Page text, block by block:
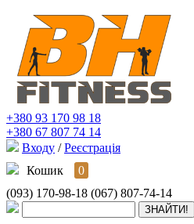
+380 93 170 98 18
+380 67 807 74 14
Входу / Реєстрація
Кошик
0
(093) 170-98-18 (067) 807-74-14